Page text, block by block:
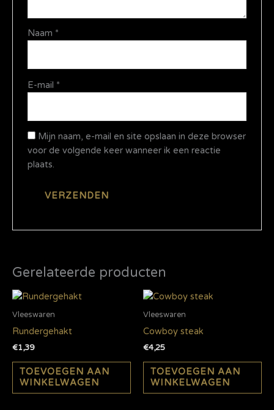
Naam *
E-mail *
Mijn naam, e-mail en site opslaan in deze browser
voor de volgende keer wanneer ik een reactie
plaats.
Gerelateerde producten
Vleeswaren
Rundergehakt
€1,39
TOEVOEGEN AAN
WINKELWAGEN
Vleeswaren
Cowboy steak
€4,25
TOEVOEGEN AAN
WINKELWAGEN